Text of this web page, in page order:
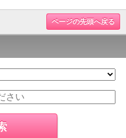
ページの先頭へ戻る